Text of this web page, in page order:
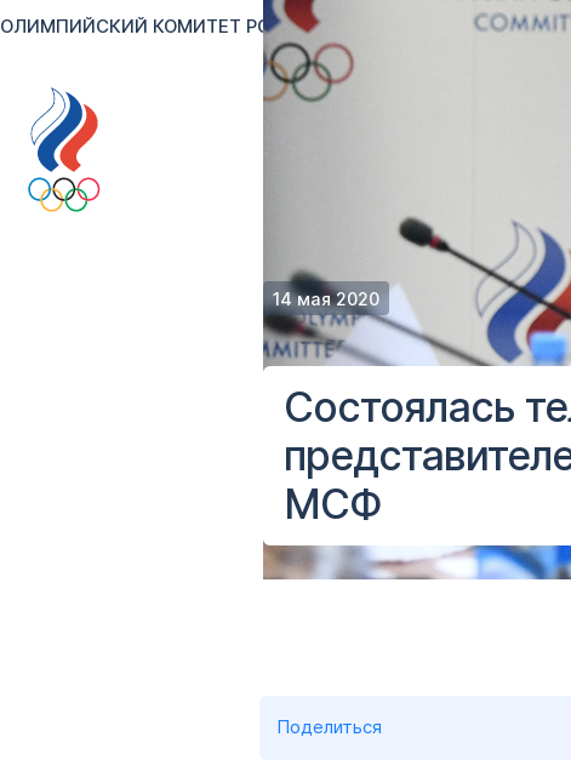
ОЛИМПИЙСКИЙ КОМИТЕТ РОССИИ Версия для
14 мая 2020
Состоялась
МСФ
Поделиться